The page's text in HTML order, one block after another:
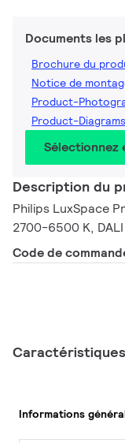
Documents les
Brochure du
Notice de
Product-
Product-
Sélectionnez
Description du
Philips LuxSpace
2700-6500 K, DALI
Code de
Caractéristiques
Informations